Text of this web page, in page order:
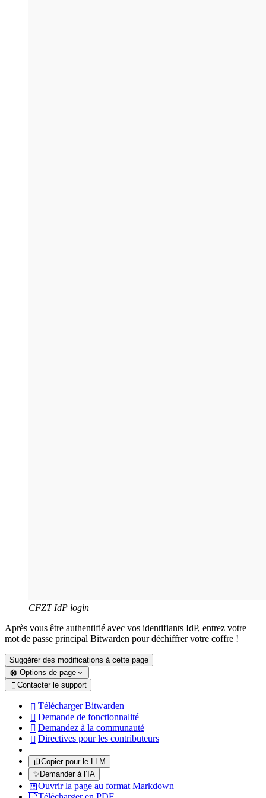
CFZT IdP login
Après vous être authentifié avec vos identifiants IdP, entrez votre
mot de passe principal Bitwarden pour déchiffrer votre coffre !
Suggérer des modifications à cette page
Options de page
 Contacter le support
 Télécharger Bitwarden
 Demande de fonctionnalité
 Demandez à la communauté
 Directives pour les contributeurs
Copier pour le LLM
✨Demander à l’IA
Ouvrir la page au format Markdown